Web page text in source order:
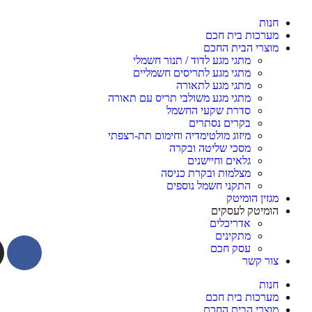
חנות
מערכות בית חכם
מוצרי הבית החכם
מתגי מגע לדוד / תנור חשמלי
מתגי מגע לתריסים חשמליים
מתגי מגע לתאורה
מתגי מגע משולבי תריס עם תאורה
סדרת שקעי החשמל
בקרים נסתרים
מיזוג מולטימדיה וחימום תת-רצפתי
מסכי שליטה ובקרה
גלאים וחיישנים
מצלמות ובקרת כניסה
התקני חשמל נוספים
מגזין הומיטק
הומיטק לעסקים
אדריכלים
מתקינים
עסק חכם
צור קשר
חנות
מערכות בית חכם
מוצרי הבית החכם